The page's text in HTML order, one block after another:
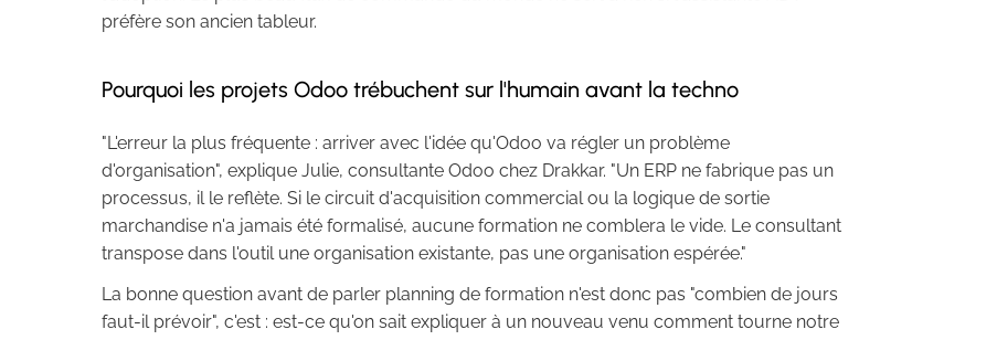
préfère son ancien tableur.
Pourquoi les projets Odoo trébuchent sur l'humain avant la techno
"L'erreur la plus fréquente : arriver avec l'idée qu'Odoo va régler un problème
d'organisation", explique Julie, consultante Odoo chez Drakkar. "Un ERP ne fabrique pas un
processus, il le reflète. Si le circuit d'acquisition commercial ou la logique de sortie
marchandise n'a jamais été formalisé, aucune formation ne comblera le vide. Le consultant
transpose dans l'outil une organisation existante, pas une organisation espérée."
La bonne question avant de parler planning de formation n'est donc pas "combien de jours
faut-il prévoir", c'est : est-ce qu'on sait expliquer à un nouveau venu comment tourne notre